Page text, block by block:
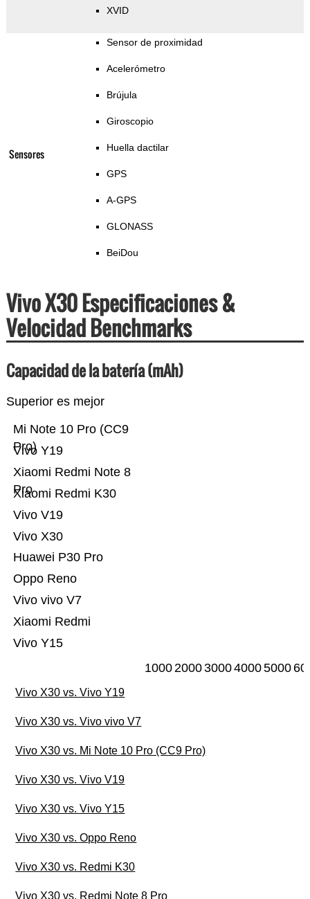
XVID
Sensores
Sensor de proximidad
Acelerómetro
Brújula
Giroscopio
Huella dactilar
GPS
A-GPS
GLONASS
BeiDou
Vivo X30 Especificaciones &
Velocidad Benchmarks
Capacidad de la batería (mAh)
Superior es mejor
Vivo Y15
Xiaomi Redmi
Vivo vivo V7
Oppo Reno
Huawei P30 Pro
Vivo X30
Vivo V19
Xiaomi Redmi K30
Xiaomi Redmi Note 8
Pro
Vivo Y19
Mi Note 10 Pro (CC9
Pro)
10002000300040005000
Vivo X30 vs. Vivo Y19
Vivo X30 vs. Vivo vivo V7
Vivo X30 vs. Mi Note 10 Pro (CC9 Pro)
Vivo X30 vs. Vivo V19
Vivo X30 vs. Vivo Y15
Vivo X30 vs. Oppo Reno
Vivo X30 vs. Redmi K30
Vivo X30 vs. Redmi Note 8 Pro